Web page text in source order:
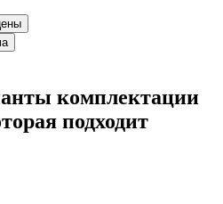
комплектации
подходит